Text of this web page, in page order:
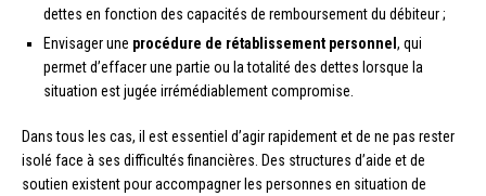
dettes en fonction des capacités de remboursement du débiteur ;
Envisager une procédure de rétablissement personnel , qui
permet d’effacer une partie ou la totalité des dettes lorsque la
situation est jugée irrémédiablement compromise.
Dans tous les cas, il est essentiel d’agir rapidement et de ne pas rester
isolé face à ses difficultés financières. Des structures d’aide et de
soutien existent pour accompagner les personnes en situation de